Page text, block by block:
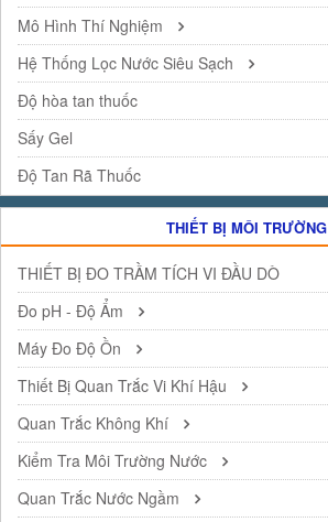
Mô Hình Thí Nghiệm
Hệ Thống Lọc Nước Siêu Sạch
Độ hòa tan thuốc
Sấy Gel
Độ Tan Rã Thuốc
THIẾT BỊ MÔI TRƯỜNG
THIẾT BỊ ĐO TRẦM TÍCH VI ĐẦU DÒ
Đo pH - Độ Ẩm
Máy Đo Độ Ồn
Thiết Bị Quan Trắc Vi Khí Hậu
Quan Trắc Không Khí
Kiểm Tra Môi Trường Nước
Quan Trắc Nước Ngầm